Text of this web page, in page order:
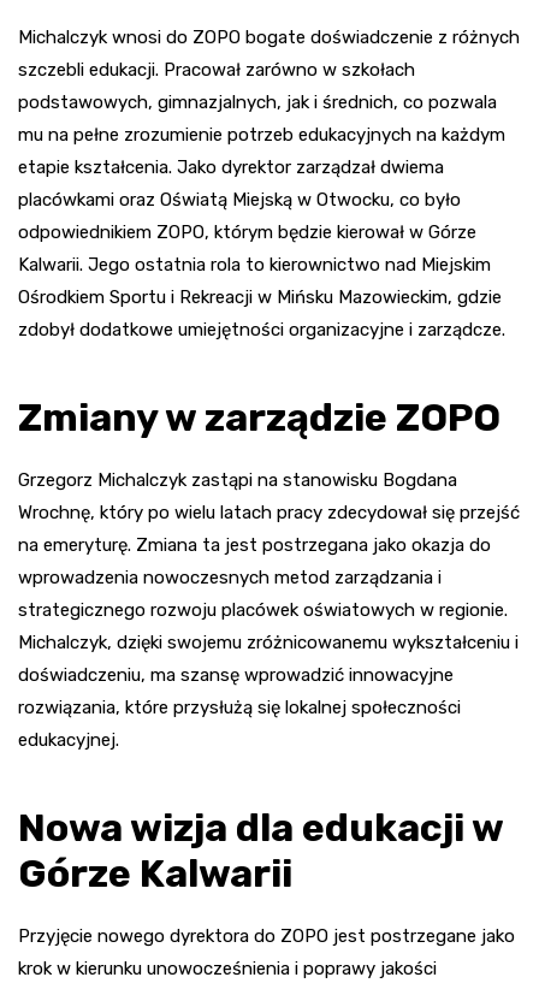
Michalczyk wnosi do ZOPO bogate doświadczenie z różnych
szczebli edukacji. Pracował zarówno w szkołach
podstawowych, gimnazjalnych, jak i średnich, co pozwala
mu na pełne zrozumienie potrzeb edukacyjnych na każdym
etapie kształcenia. Jako dyrektor zarządzał dwiema
placówkami oraz Oświatą Miejską w Otwocku, co było
odpowiednikiem ZOPO, którym będzie kierował w Górze
Kalwarii. Jego ostatnia rola to kierownictwo nad Miejskim
Ośrodkiem Sportu i Rekreacji w Mińsku Mazowieckim, gdzie
zdobył dodatkowe umiejętności organizacyjne i zarządcze.
Zmiany w zarządzie ZOPO
Grzegorz Michalczyk zastąpi na stanowisku Bogdana
Wrochnę, który po wielu latach pracy zdecydował się przejść
na emeryturę. Zmiana ta jest postrzegana jako okazja do
wprowadzenia nowoczesnych metod zarządzania i
strategicznego rozwoju placówek oświatowych w regionie.
Michalczyk, dzięki swojemu zróżnicowanemu wykształceniu i
doświadczeniu, ma szansę wprowadzić innowacyjne
rozwiązania, które przysłużą się lokalnej społeczności
edukacyjnej.
Nowa wizja dla edukacji w
Górze Kalwarii
Przyjęcie nowego dyrektora do ZOPO jest postrzegane jako
krok w kierunku unowocześnienia i poprawy jakości